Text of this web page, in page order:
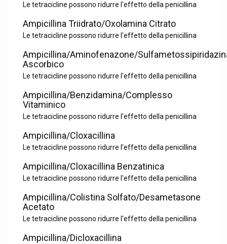
Le tetracicline possono ridurre l'effetto della penicillina
Ampicillina Triidrato/Oxolamina Citrato
Le tetracicline possono ridurre l'effetto della penicillina
Ampicillina/Aminofenazone/
Ascorbico
Le tetracicline possono ridurre l'effetto della penicillina
Ampicillina/Benzidamina/Complesso
Vitaminico
Le tetracicline possono ridurre l'effetto della penicillina
Ampicillina/Cloxacillina
Le tetracicline possono ridurre l'effetto della penicillina
Ampicillina/Cloxacillina Benzatinica
Le tetracicline possono ridurre l'effetto della penicillina
Ampicillina/Colistina Solfato/Desametasone
Acetato
Le tetracicline possono ridurre l'effetto della penicillina
Ampicillina/Dicloxacillina